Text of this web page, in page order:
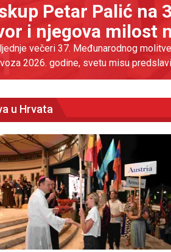
za poginule i
– U svetištu Kraljice Mira u
i stradale dijecezanske
u Hrvata
Biskup Palić u Novom
nas najčešće susreće u tišini i
krijepi za put koji je pred
21. srpnja 2026.
Osluškivati i ustrajati
21. srpnja 2026.